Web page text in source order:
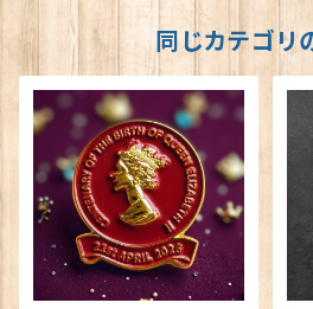
同じカテゴリ